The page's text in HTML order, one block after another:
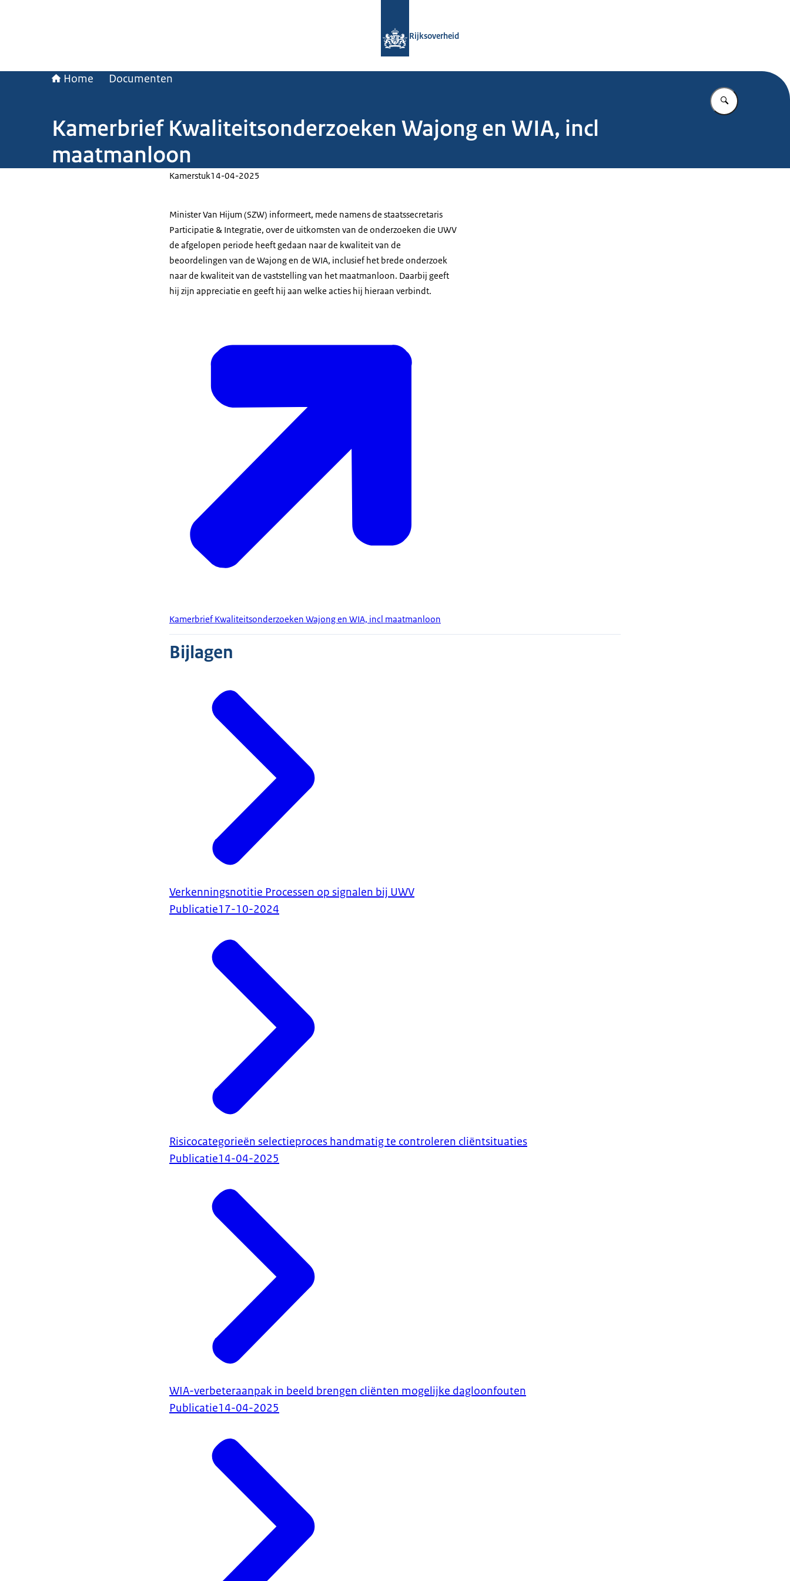
Rijksoverheid
Home Documenten
Vul in wat u
Kamerbrief Kwaliteitsonderzoeken Wajong en WIA, incl
maatmanloon
Kamerstuk14-04-2025
Minister Van Hijum (SZW) informeert, mede namens de staatssecretaris
Participatie & Integratie, over de uitkomsten van de onderzoeken die UWV
de afgelopen periode heeft gedaan naar de kwaliteit van de
beoordelingen van de Wajong en de WIA, inclusief het brede onderzoek
naar de kwaliteit van de vaststelling van het maatmanloon. Daarbij geeft
hij zijn appreciatie en geeft hij aan welke acties hij hieraan verbindt.
Kamerbrief Kwaliteitsonderzoeken Wajong en WIA, incl maatmanloon
Bijlagen
Verkenningsnotitie Processen op signalen bij UWV
Publicatie17-10-2024
Risicocategorieën selectieproces handmatig te controleren cliëntsituaties
Publicatie14-04-2025
WIA-verbeteraanpak in beeld brengen cliënten mogelijke dagloonfouten
Publicatie14-04-2025